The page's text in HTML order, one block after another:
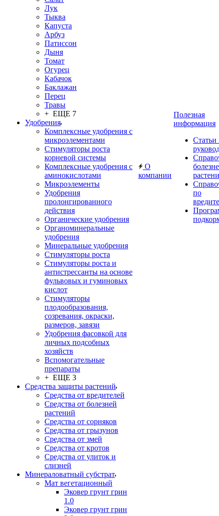
Лук
Тыква
Капуста
Арбуз
Патиссон
Дыня
Томат
Огурец
Кабачок
Баклажан
Перец
Травы
+ ЕЩЕ 7
Удобрения
Комплексные удобрения с
микроэлементами
Стимуляторы роста
корневой системы
Комплексные удобрения с
аминокислотами
Микроэлементы
Удобрения
пролонгированного
действия
Органические удобрения
Органоминеральные
удобрения
Минеральные удобрения
Стимуляторы роста
Стимуляторы роста и
антистрессанты на основе
фульвовых и гуминовых
кислот
Стимуляторы
плодообразования,
созревания, окраски,
размеров, завязи
Удобрения фасовкой для
личных подсобных
хозяйств
Вспомогательные
препараты
+ ЕЩЕ 3
Средства защиты растений
Средства от вредителей
Средства от болезней
растений
Средства от сорняков
Средства от грызунов
Средства от змей
Средства от кротов
Средства от улиток и
слизней
Минераловатный субстрат
Мат вегетационный
Эковер грунт грин
1.0
Эковер грунт грин
О
компании
Полезная
информация
Статьи
по